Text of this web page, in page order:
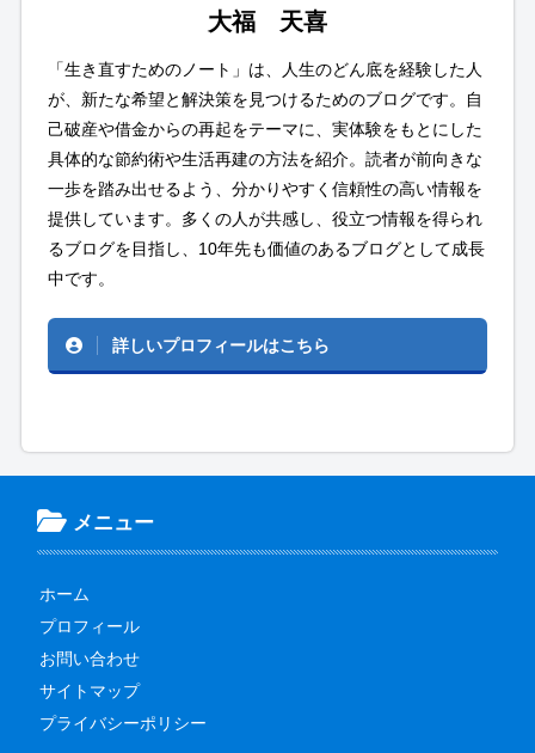
大福 天喜
「生き直すためのノート」は、人生のどん底を経験した人
が、新たな希望と解決策を見つけるためのブログです。自
己破産や借金からの再起をテーマに、実体験をもとにした
具体的な節約術や生活再建の方法を紹介。読者が前向きな
一歩を踏み出せるよう、分かりやすく信頼性の高い情報を
提供しています。多くの人が共感し、役立つ情報を得られ
るブログを目指し、10年先も価値のあるブログとして成長
中です。
詳しいプロフィールはこちら
メニュー
ホーム
プロフィール
お問い合わせ
サイトマップ
プライバシーポリシー